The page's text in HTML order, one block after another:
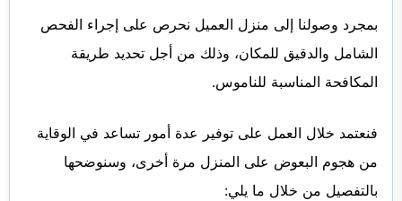
بمجرد وصولنا إلى منزل العميل نحرص على إجراء الفحص
الشامل والدقيق للمكان، وذلك من أجل تحديد طريقة
المكافحة المناسبة للناموس.
فنعتمد خلال العمل على توفير عدة أمور تساعد في الوقاية
من هجوم البعوض على المنزل مرة أخرى، وسنوضحها
بالتفصيل من خلال ما يلي: